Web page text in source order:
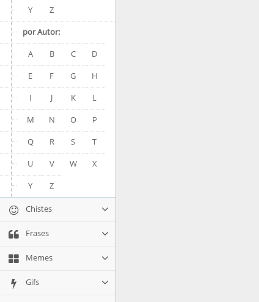
Y
Z
por Autor:
A
B C
D
E
F G
H
I
J K
L
M
N O
P
Q
R S
T
U
V W
X
Y
Z
Chistes
Frases
Memes
Gifs